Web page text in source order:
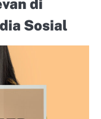
di
Sosial